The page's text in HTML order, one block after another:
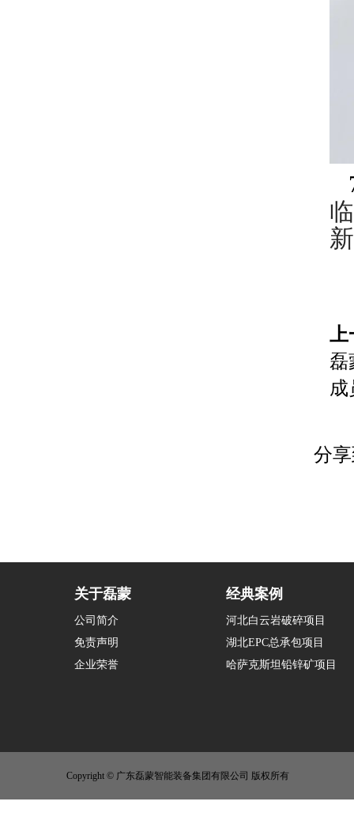
临
上
磊
成
分
关于磊蒙
公司简介
免责声明
企业荣誉
经典案例
河北白云岩破碎项目
湖北EPC总承包项目
哈萨克斯坦铅锌矿项目
Copyright © 广东磊蒙智能装备集团有限公司 版权所有